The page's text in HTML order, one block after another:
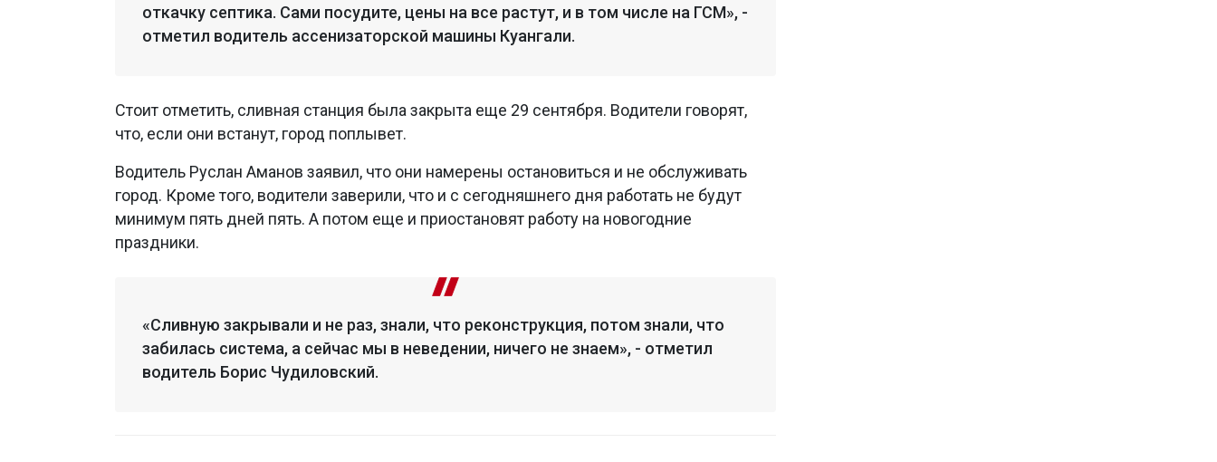
откачку септика. Сами посудите, цены на все растут, и в том числе на ГСМ», -
отметил водитель ассенизаторской машины Куангали.
Стоит отметить, сливная станция была закрыта еще 29 сентября. Водители говорят,
что, если они встанут, город поплывет.
Водитель Руслан Аманов заявил, что они намерены остановиться и не обслуживать
город. Кроме того, водители заверили, что и с сегодняшнего дня работать не будут
минимум пять дней пять. А потом еще и приостановят работу на новогодние
праздники.
«Сливную закрывали и не раз, знали, что реконструкция, потом знали, что
забилась система, а сейчас мы в неведении, ничего не знаем», - отметил
водитель Борис Чудиловский.